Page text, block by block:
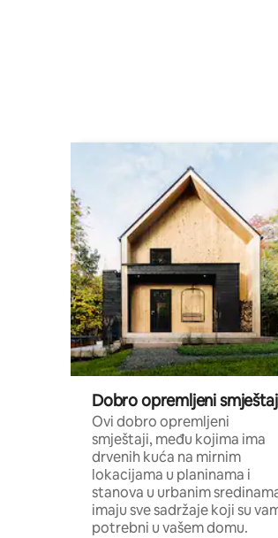
Dobro opremljeni
Ovi dobro opremljeni
smještaji, među kojima ima
drvenih kuća na mirnim
lokacijama u planinama i
stanova u urbanim
imaju sve sadržaje koji su
potrebni u vašem domu.